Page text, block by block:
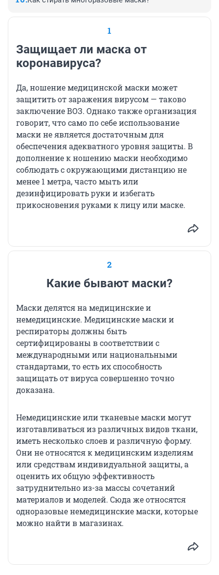
1
Защищает ли маска от
коронавируса?
Да, ношение медицинской маски может
защитить от заражения вирусом — таково
заключение ВОЗ. Однако также организация
говорит, что само по себе использование
маски не является достаточным для
обеспечения адекватного уровня защиты. В
дополнение к ношению маски необходимо
соблюдать с окружающими дистанцию не
менее 1 метра, часто мыть или
дезинфицировать руки и избегать
прикосновения руками к лицу или маске.
2
Какие бывают маски?
Маски делятся на медицинские и
немедицинские. Медицинские маски и
респираторы должны быть
сертифицированы в соответствии с
международными или национальными
стандартами, то есть их способность
защищать от вируса совершенно точно
доказана.
Немедицинские или тканевые маски могут
изготавливаться из различных видов ткани,
иметь несколько слоев и различную форму.
Они не относятся к медицинским изделиям
или средствам индивидуальной защиты, а
оценить их общую эффективность
затруднительно из-за массы сочетаний
материалов и моделей. Сюда же относятся
одноразовые немедицинские маски, которые
можно найти в магазинах.